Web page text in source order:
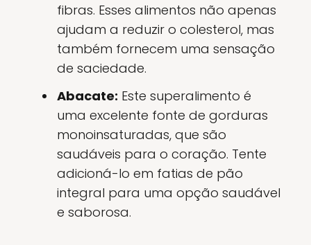
fibras. Esses alimentos não apenas
ajudam a reduzir o colesterol, mas
também fornecem uma sensação
de saciedade.
Abacate: Este superalimento é
uma excelente fonte de gorduras
monoinsaturadas, que são
saudáveis para o coração. Tente
adicioná-lo em fatias de pão
integral para uma opção saudável
e saborosa.